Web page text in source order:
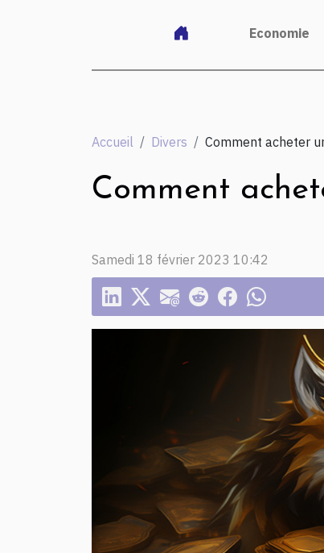
Economie
Accueil Divers Comment acheter
Comment
Samedi 18 février 2023 10:42